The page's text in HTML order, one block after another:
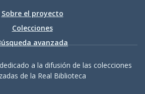
Sobre el proyecto
Colecciones
avanzada
a la difusión de las colecciones
de la Real Biblioteca